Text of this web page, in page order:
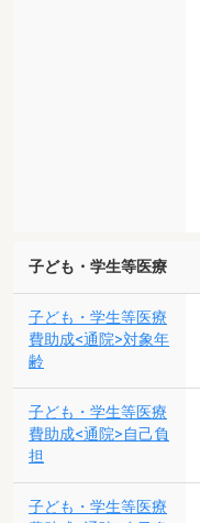
子ども・学生等医療
子ども・学生等医療
費助成<通院>対象年
齢
子ども・学生等医療
費助成<通院>自己負
担
子ども・学生等医療